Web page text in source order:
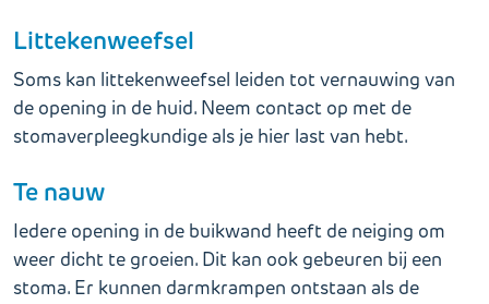
Littekenweefsel
Soms kan littekenweefsel leiden tot vernauwing van
de opening in de huid. Neem contact op met de
stomaverpleegkundige als je hier last van hebt.
Te nauw
Iedere opening in de buikwand heeft de neiging om
weer dicht te groeien. Dit kan ook gebeuren bij een
stoma. Er kunnen darmkrampen ontstaan als de